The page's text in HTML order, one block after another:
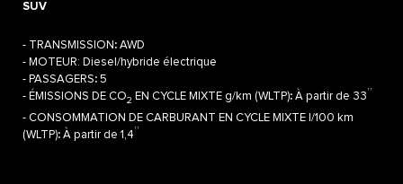
SUV
- TRANSMISSION : AWD
- MOTEUR: Diesel/hybride électrique
- PASSAGERS: 5
- ÉMISSIONS DE CO2 EN CYCLE MIXTE g/km (WLTP): À partir de 33††
- CONSOMMATION DE CARBURANT EN CYCLE MIXTE l/100 km
(WLTP): À partir de 1,4††